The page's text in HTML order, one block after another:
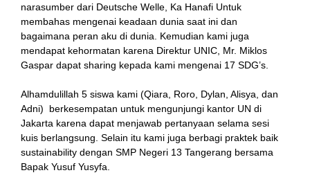
narasumber dari Deutsche Welle, Ka Hanafi Untuk
membahas mengenai keadaan dunia saat ini dan
bagaimana peran aku di dunia. Kemudian kami juga
mendapat kehormatan karena Direktur UNIC, Mr. Miklos
Gaspar dapat sharing kepada kami mengenai 17 SDG’s.
Alhamdulillah 5 siswa kami (Qiara, Roro, Dylan, Alisya, dan
Adni) berkesempatan untuk mengunjungi kantor UN di
Jakarta karena dapat menjawab pertanyaan selama sesi
kuis berlangsung. Selain itu kami juga berbagi praktek baik
sustainability dengan SMP Negeri 13 Tangerang bersama
Bapak Yusuf Yusyfa.